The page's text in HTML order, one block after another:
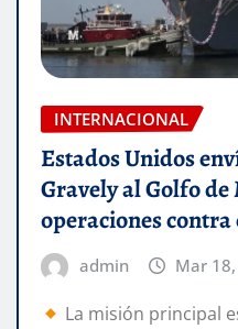
INTERNACIONAL
Estados Unidos
Gravely al Golfo
operaciones contra
admin Mar
La misión principal